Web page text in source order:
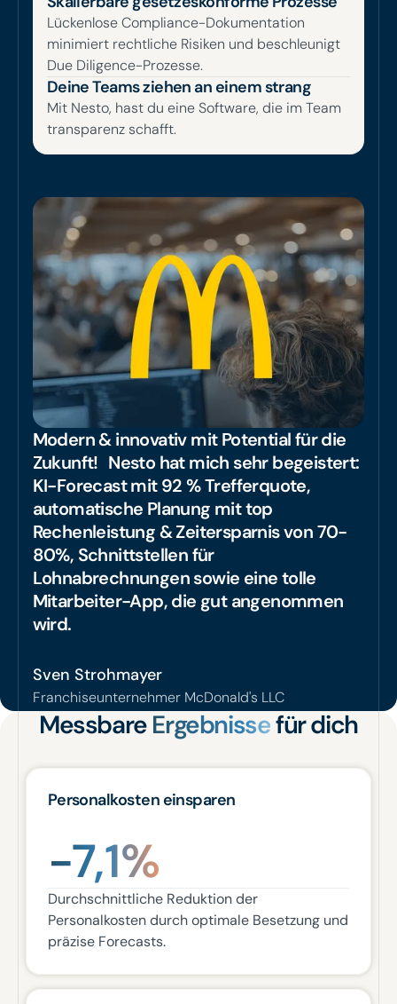
Lückenlose Compliance-Dokumentation
minimiert rechtliche Risiken und beschleunigt
Due Diligence-Prozesse.
Deine Teams ziehen an einem strang
Mit Nesto, hast du eine Software, die im Team
transparenz schafft.
Modern & innovativ mit Potential für die
Zukunft! Nesto hat mich sehr begeistert:
KI-Forecast mit 92 % Trefferquote,
automatische Planung mit top
Rechenleistung & Zeitersparnis von 70-
80%, Schnittstellen für
Lohnabrechnungen sowie eine tolle
Mitarbeiter-App, die gut angenommen
wird.
Sven Strohmayer
Franchiseunternehmer McDonald's LLC
MessbareErgebnissefür dich
Personalkosten einsparen
−7,1%
Durchschnittliche Reduktion der
Personalkosten durch optimale Besetzung und
präzise Forecasts.